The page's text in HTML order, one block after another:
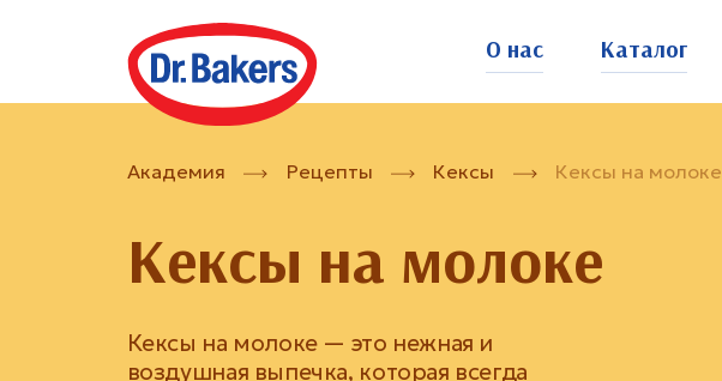
О нас Каталог
Академия Рецепты Кексы Кексы на молоке
Кексы на молоке
Кексы на молоке — это нежная и
воздушная выпечка, которая всегда